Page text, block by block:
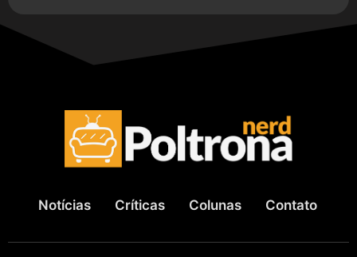
Notícias Críticas Colunas Contato